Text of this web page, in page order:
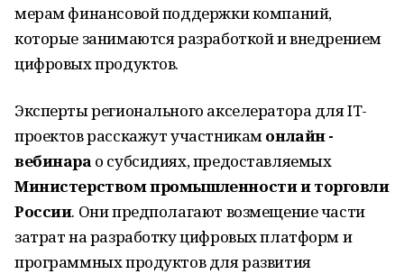
мерам финансовой поддержки компаний,
которые занимаются разработкой и внедрением
цифровых продуктов.
Эксперты регионального акселератора для IT-
проектов расскажут участникамонлайн -
вебинара о субсидиях, предоставляемых
Министерством промышленности и торговли
России. Они предполагают возмещение части
затрат на разработку цифровых платформ и
программных продуктов для развития